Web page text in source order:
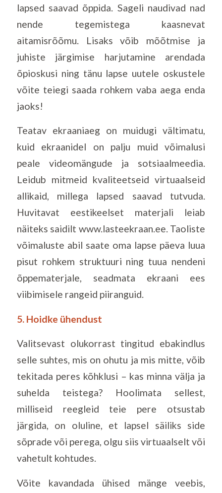
lapsed saavad õppida. Sageli naudivad nad
nende tegemistega kaasnevat
aitamisrõõmu. Lisaks võib mõõtmise ja
juhiste järgimise harjutamine arendada
õpioskusi ning tänu lapse uutele oskustele
võite teiegi saada rohkem vaba aega enda
jaoks!
Teatav ekraaniaeg on muidugi vältimatu,
kuid ekraanidel on palju muid võimalusi
peale videomängude ja sotsiaalmeedia.
Leidub mitmeid kvaliteetseid virtuaalseid
allikaid, millega lapsed saavad tutvuda.
Huvitavat eestikeelset materjali leiab
näiteks saidilt www.lasteekraan.ee. Taoliste
võimaluste abil saate oma lapse päeva luua
pisut rohkem struktuuri ning tuua nendeni
õppematerjale, seadmata ekraani ees
viibimisele rangeid piiranguid.
5. Hoidke ühendust
Valitsevast olukorrast tingitud ebakindlus
selle suhtes, mis on ohutu ja mis mitte, võib
tekitada peres kõhklusi – kas minna välja ja
suhelda teistega? Hoolimata sellest,
milliseid reegleid teie pere otsustab
järgida, on oluline, et lapsel säiliks side
sõprade või perega, olgu siis virtuaalselt või
vahetult kohtudes.
Võite kavandada ühised mänge veebis,